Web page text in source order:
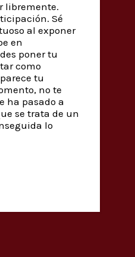
libremente.
Sé
al exponer
en
poner tu
como
tu
no te
ha pasado a
se trata de un
lo